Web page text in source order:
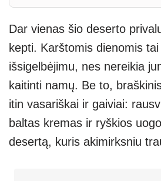
Dar vienas šio deserto
kepti. Karštomis dienomis
išsigelbėjimu, nes nereikia
kaitinti namų. Be to,
itin vasariškai ir gaiviai:
baltas kremas ir ryškios
desertą, kuris akimirksniu